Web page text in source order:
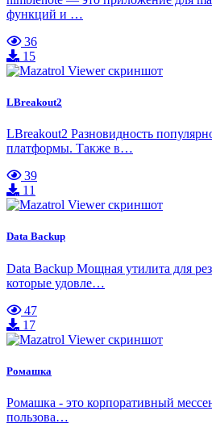
функций и …
36
15
LBreakout2
LBreakout2 Разновидность
платформы. Также в…
39
11
Data Backup
Data Backup Мощная утилита для
которые удовле…
47
17
Ромашка
Ромашка - это корпоративный
пользова…